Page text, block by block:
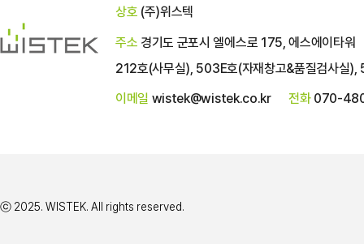
상호 (주)위스텍
주소 경기도 군포시 엘에스로 175, 에스에이타워
212호(사무실), 503E호(자재창고&품질검사실
이메일 wistek@wistek.co.kr 전화 070-
ⓒ 2025. WISTEK. All rights reserved.